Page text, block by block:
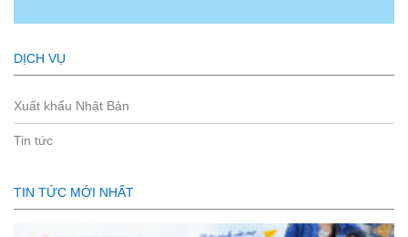
DỊCH VỤ
Xuất khẩu Nhật Bản
Tin tức
TIN TỨC MỚI NHẤT